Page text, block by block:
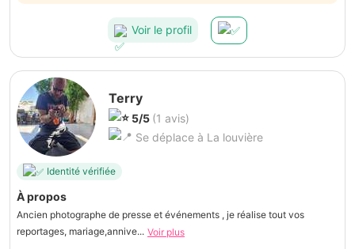
Voir le profil
Terry
5/5 (1 avis)
Se déplace à La louvière
Identité vérifiée
À propos
Ancien photographe de presse et événements , je réalise tout vos
reportages, mariage,annive... Voir plus